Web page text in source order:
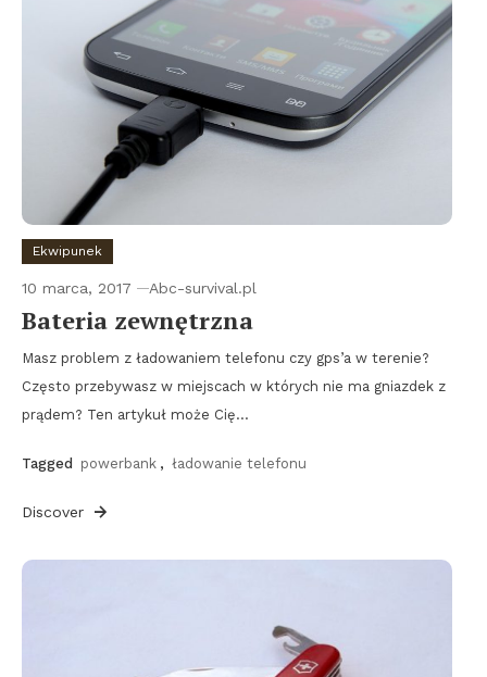
Ekwipunek
10 marca, 2017 Abc-survival.pl
Bateria zewnętrzna
Masz problem z ładowaniem telefonu czy gps’a w terenie?
Często przebywasz w miejscach w których nie ma gniazdek z
prądem? Ten artykuł może Cię…
Tagged powerbank , ładowanie telefonu
Discover